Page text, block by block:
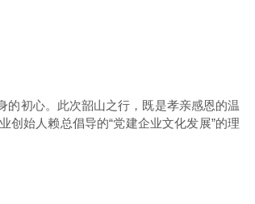
的初心。此次韶山之行，既是孝亲感恩的温
始人赖总倡导的“党建企业文化发展”的理